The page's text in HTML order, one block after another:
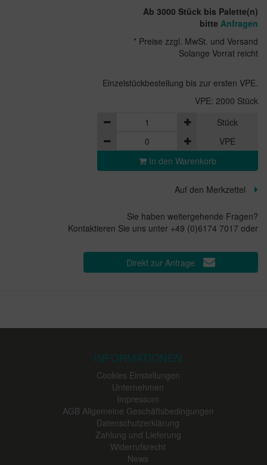
Ab 3000 Stück bis Palette(n)
bitte Anfragen
* Preise zzgl. MwSt. und Versand
Solange Vorrat reicht
Einzelstückbestellung bis zur ersten VPE.
VPE: 2000 Stück
Stück
VPE
In den Warenkorb
Auf den Merkzettel
Sie haben weitergehende Fragen?
Kontaktieren Sie uns unter +49 (0)6174 7017 oder
Direkt zur Anfrage
INFORMATIONEN
Cookies Einstellungen
Unternehmen
Impressum
AGB Allgemeine Geschäftsbedingungen
Datenschutzerklärung
Zahlung und Lieferung
Widerrufsrecht
News